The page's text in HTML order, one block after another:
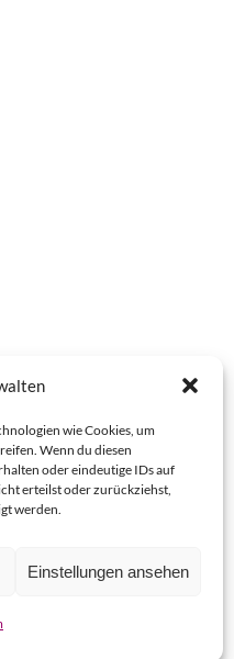
wie Cookies, um
Wenn du diesen
oder eindeutige IDs auf
erteilst oder zurückziehst,
werden.
Einstellungen ansehen